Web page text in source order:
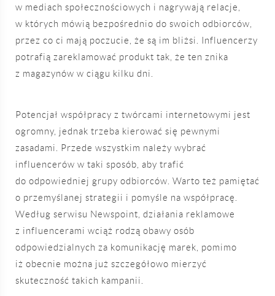
w mediach społecznościowych i nagrywają relacje,
w których mówią bezpośrednio do swoich odbiorców,
przez co ci mają poczucie, że są im bliżsi. Influencerzy
potrafią zareklamować produkt tak, że ten znika
z magazynów w ciągu kilku dni.
Potencjał współpracy z twórcami internetowymi jest
ogromny, jednak trzeba kierować się pewnymi
zasadami. Przede wszystkim należy wybrać
influencerów w taki sposób, aby trafić
do odpowiedniej grupy odbiorców. Warto też pamiętać
o przemyślanej strategii i pomyśle na współpracę.
Według serwisu Newspoint, działania reklamowe
z influencerami wciąż rodzą obawy osób
odpowiedzialnych za komunikację marek, pomimo
iż obecnie można już szczegółowo mierzyć
skuteczność takich kampanii.